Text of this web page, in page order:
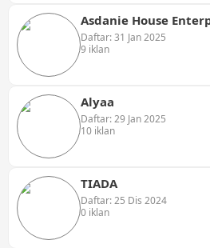
Asdanie House
Daftar: 31 Jan 2025
9 iklan
Alyaa
Daftar: 29 Jan 2025
10 iklan
TIADA
Daftar: 25 Dis 2024
0 iklan